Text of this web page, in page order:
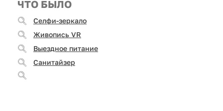
ЧТО БЫЛО
Селфи-зеркало
Живопись VR
Выездное питание
Санитайзер